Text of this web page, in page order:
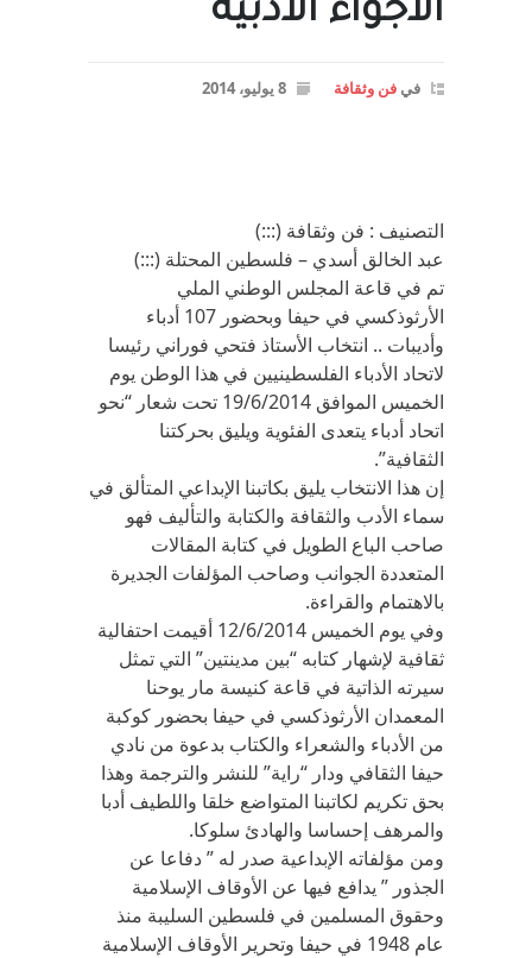
الأجواء الأدبية
في فن وثقافة 8 يوليو، 2014
التصنيف : فن وثقافة (:::)
عبد الخالق أسدي – فلسطين المحتلة (:::)
تم في قاعة المجلس الوطني الملي
الأرثوذكسي في حيفا وبحضور 107 أدباء
وأديبات .. انتخاب الأستاذ فتحي فوراني رئيسا
لاتحاد الأدباء الفلسطينيين في هذا الوطن يوم
الخميس الموافق 19/6/2014 تحت شعار “نحو
اتحاد أدباء يتعدى الفئوية ويليق بحركتنا
الثقافية”.
إن هذا الانتخاب يليق بكاتبنا الإبداعي المتألق في
سماء الأدب والثقافة والكتابة والتأليف فهو
صاحب الباع الطويل في كتابة المقالات
المتعددة الجوانب وصاحب المؤلفات الجديرة
بالاهتمام والقراءة.
وفي يوم الخميس 12/6/2014 أقيمت احتفالية
ثقافية لإشهار كتابه “بين مدينتين” التي تمثل
سيرته الذاتية في قاعة كنيسة مار يوحنا
المعمدان الأرثوذكسي في حيفا بحضور كوكبة
من الأدباء والشعراء والكتاب بدعوة من نادي
حيفا الثقافي ودار “راية” للنشر والترجمة وهذا
بحق تكريم لكاتبنا المتواضع خلقا واللطيف أدبا
والمرهف إحساسا والهادئ سلوكا.
ومن مؤلفاته الإبداعية صدر له ” دفاعا عن
الجذور ” يدافع فيها عن الأوقاف الإسلامية
وحقوق المسلمين في فلسطين السليبة منذ
عام 1948 في حيفا وتحرير الأوقاف الإسلامية